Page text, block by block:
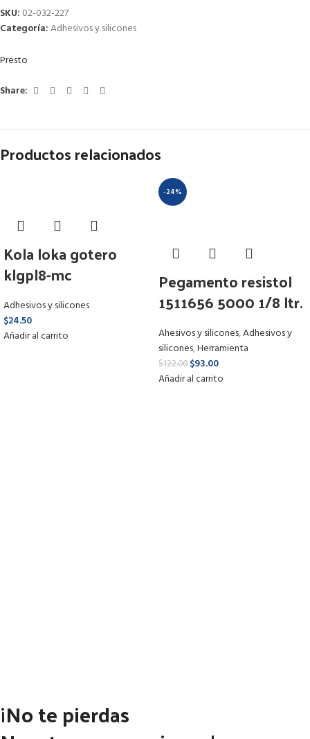
SKU: 02-032-227
Categoría:Adhesivos y silicones
Presto
Share:
Productos relacionados
Kola loka gotero
klgpl8-mc
Adhesivos y silicones
$24.50
Añadir al carrito
-24%
Pegamento resistol
1511656 5000 1/8 ltr.
Ahesivos y silicones,Adhesivos y
silicones,Herramienta
$122.00 $93.00
Añadir al carrito
¡No te pierdas